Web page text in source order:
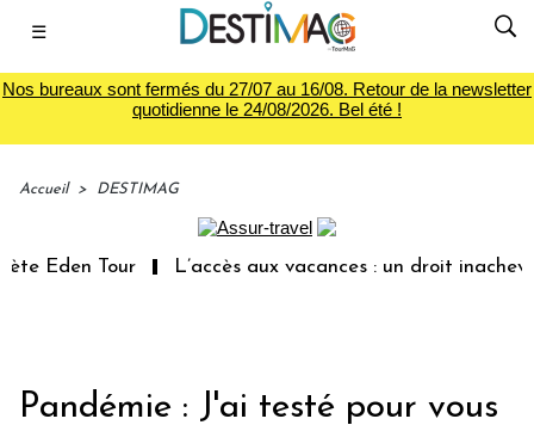
☰
Nos bureaux sont fermés du 27/07 au 16/08. Retour de la newsletter
quotidienne le 24/08/2026. Bel été !
Accueil > DESTIMAG
Tour L’accès aux vacances : un droit inachevé
Pandémie : J'ai testé pour vous